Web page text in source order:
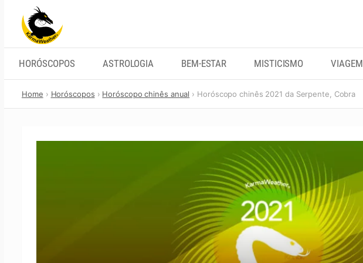
content
HORÓSCOPOS ASTROLOGIA BEM-ESTAR MISTICISMO VIAGEM
Home Horóscopos Horóscopo chinês anual Horóscopo chinês 2021 da Serpente, Cobra